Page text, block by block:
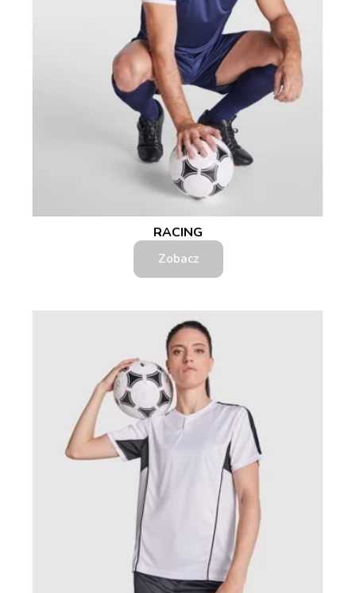
RACING
Zobacz